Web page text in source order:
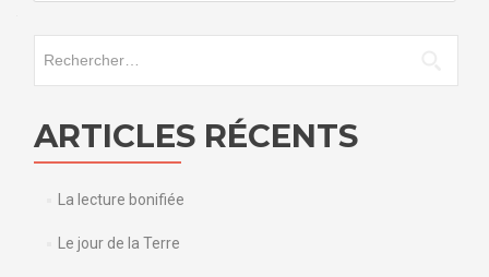
ARTICLES RÉCENTS
La lecture bonifiée
Le jour de la Terre